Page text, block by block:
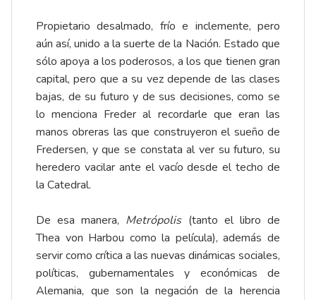
Propietario desalmado, frío e inclemente, pero
aún así, unido a la suerte de la Nación. Estado que
sólo apoya a los poderosos, a los que tienen gran
capital, pero que a su vez depende de las clases
bajas, de su futuro y de sus decisiones, como se
lo menciona Freder al recordarle que eran las
manos obreras las que construyeron el sueño de
Fredersen, y que se constata al ver su futuro, su
heredero vacilar ante el vacío desde el techo de
la Catedral.
De esa manera, Metrópolis (tanto el libro de
Thea von Harbou como la película), además de
servir como crítica a las nuevas dinámicas sociales,
políticas, gubernamentales y económicas de
Alemania, que son la negación de la herencia